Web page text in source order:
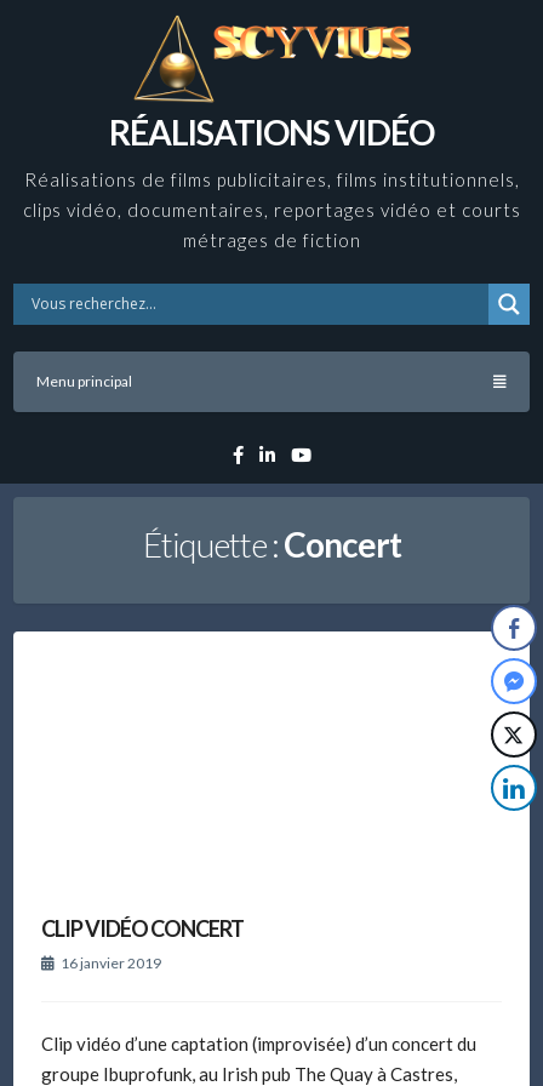
RÉALISATIONS VIDÉO
Réalisations de films publicitaires, films institutionnels,
clips vidéo, documentaires, reportages vidéo et courts
métrages de fiction
Menu principal
Facebook
LinkedinYouTube
Étiquette :Concert
CLIP VIDÉO CONCERT
16 janvier 2019
Clip vidéo d’une captation (improvisée) d’un concert du
groupe Ibuprofunk, au Irish pub The Quay à Castres,